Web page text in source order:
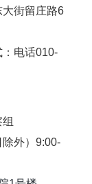
街留庄路6
电话010-
外）9:00-